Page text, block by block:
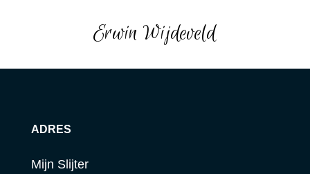
Erwin Wijdeveld
ADRES
Mijn Slijter